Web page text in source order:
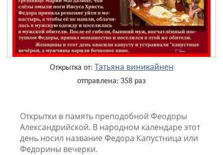
Открытка от: Татьяна виникайнен
отправлена: 358 раз
Открытки в память преподобной Феодоры
Александрийской. В народном календаре этот
день носил название Федора Капустница или
Федорины вечерки.